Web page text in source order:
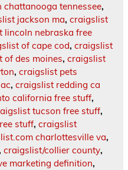
chattanooga tennessee,
jackson ma, craigslist
lincoln nebraska free
of cape cod, craigslist
of des moines, craigslist
, craigslist pets
, craigslist redding ca
california free stuff,
tucson free stuff,
stuff, craigslist
charlottesville va,
craigslist/collier county,
marketing definition,